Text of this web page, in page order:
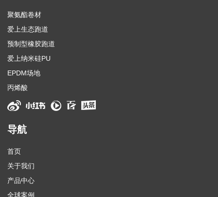
聚氨酯卷材
爱上生态跑道
预制型橡胶跑道
爱上纳米硅PU
EPDM场地
丙烯酸
导航
首页
关于我们
产品中心
全球案例